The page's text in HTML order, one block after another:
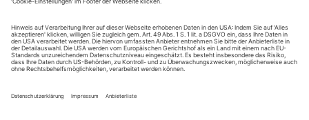
Freitag, 2.
9.45, Theaterkanal: Aufenthalt im Paradies – Beobachtungen
am Meininger Theater – eine Reportage von Andreas Witter
und Andrea Flörke